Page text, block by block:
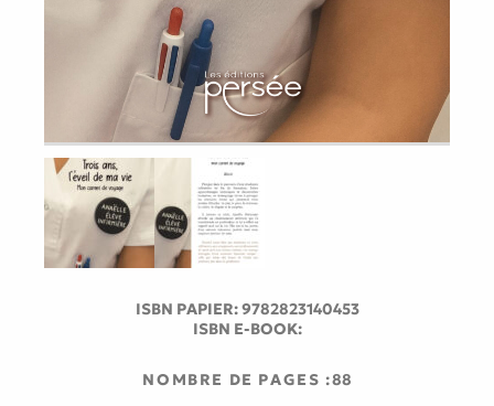
ISBN PAPIER:9782823140453
ISBN E-BOOK:
NOMBRE DE PAGES :88